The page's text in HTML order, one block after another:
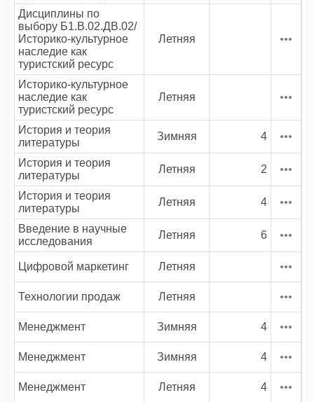
Дисциплины по
выбору Б1.В.02.ДВ.02/
Историко-культурное
наследие как
туристский ресурс
Летняя
Историко-культурное
наследие как
туристский ресурс
Летняя
История и теория
литературы
Зимняя 4
История и теория
литературы
Летняя 2
История и теория
литературы
Летняя 4
Введение в научные
исследования
Летняя 6
Цифровой маркетинг Летняя
Технологии продаж Летняя
Менеджмент Зимняя 4
Менеджмент Зимняя 4
Менеджмент Летняя 4